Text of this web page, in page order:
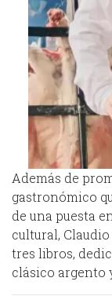
Además de
gastronómico
de una puesta
cultural,
tres libros,
clásico argento